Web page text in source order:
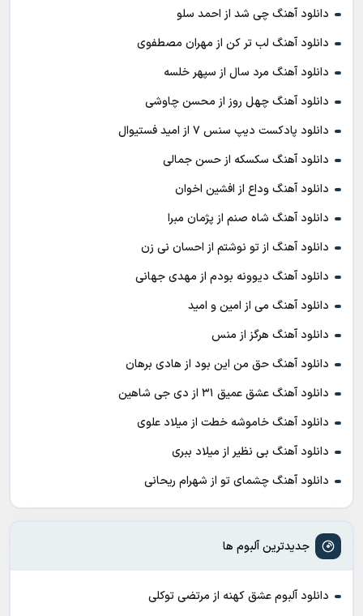
دانلود آهنگ چی شد از احمد سلو
دانلود آهنگ لب تر کن از مهران مصطفوی
دانلود آهنگ مرد سال از سپهر خلسه
دانلود آهنگ چهل روز از محسن چاوشی
دانلود پادکست ديپ سنس ۷ از اميد فستيوال
دانلود آهنگ سکسکه از حسن جمالی
دانلود آهنگ وداع از افشين اخوان
دانلود آهنگ شاه صنم از پژمان مبرا
دانلود آهنگ از تو نوشتم از احسان نی زن
دانلود آهنگ دیوونه بودم از مهدی جهانی
دانلود آهنگ می از امین و امید
دانلود آهنگ هرگز از منس
دانلود آهنگ حق من این بود از هادی برهان
دانلود آهنگ عشق عمیق ۳۱ از دی جی شاهین
دانلود آهنگ خاموشه خطت از میلاد علوی
دانلود آهنگ بی نظیر از میلاد ببری
دانلود آهنگ چشمای تو از شهرام ریحانی
جدیدترین آلبوم ها
دانلود آلبوم عشق کهنه از مرتضی توکلی